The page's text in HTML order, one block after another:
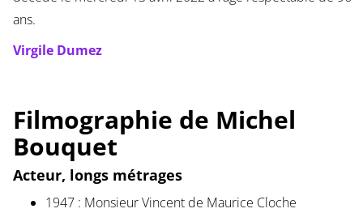
ans.
Virgile Dumez
Filmographie de Michel
Bouquet
Acteur, longs métrages
1947 : Monsieur Vincent de Maurice Cloche